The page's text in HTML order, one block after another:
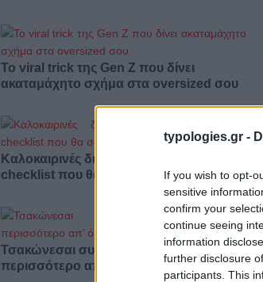
typologies.gr -
If you wish to opt-
sensitive
confirm your
continue seeing
information
further disclosure
participants. This
Το viral trick της Gen Z που δίνει
ακαταμάχητο σχήμα στα oversized σου
Καλοκαιρινές διακοπές με κατοικίδιο: Η
checklist που θα σου λύσει τα χέρια
Τσακώνεσαι συνέχεια; Ίσως φταις
περισσότερο απ’ όσο νομίζεις